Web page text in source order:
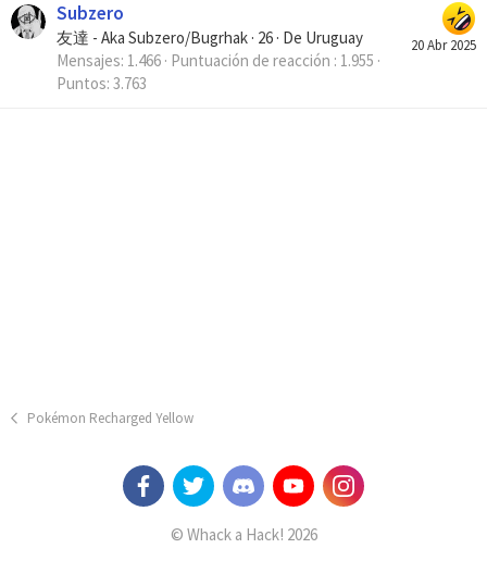
20 Abr 2025
Subzero
友達 - Aka Subzero/Bugrhak · 26 · De Uruguay
Mensajes 1.466 Puntuación de reacción 1.955
Puntos 3.763
Pokémon Recharged Yellow
© Whack a Hack! 2026